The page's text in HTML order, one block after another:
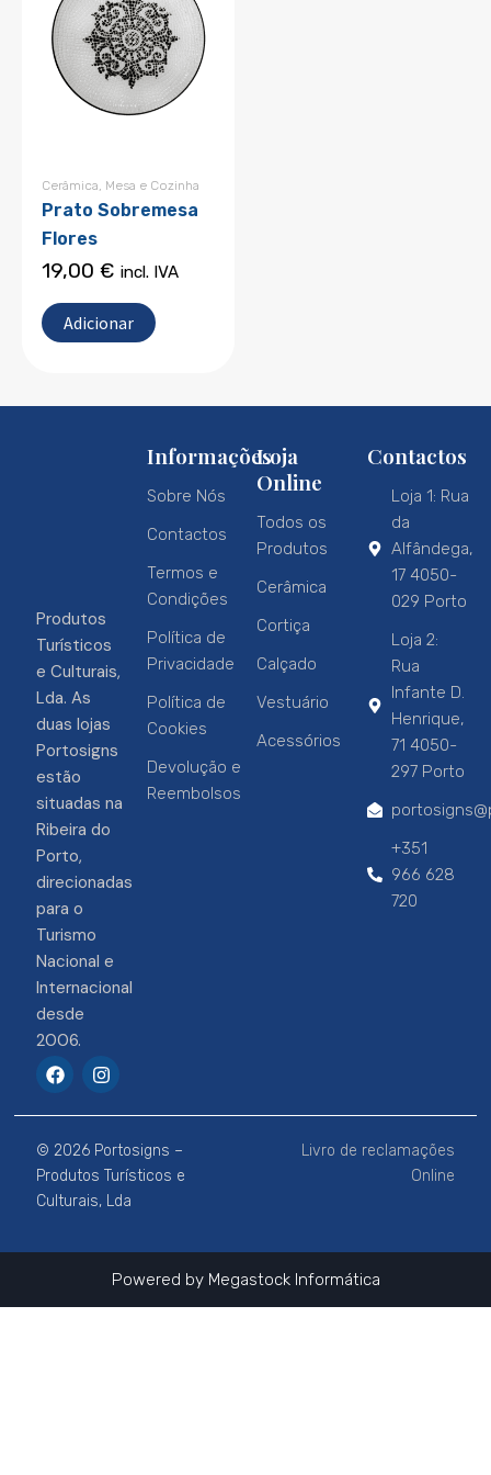
Cerâmica Mesa e Cozinha
Prato Sobremesa
Flores
19,00 € incl. IVA
Adicionar
Produtos
Turísticos
e Culturais,
Lda. As
duas lojas
Portosigns
estão
situadas na
Ribeira do
Porto,
direcionadas
para o
Turismo
Nacional e
Internacional
desde
2006.
F
a
e
b
o
o
k
I
n
t
a
g
r
a
m
Informações
Sobre Nós
Contactos
Termos e
Condições
Política de
Privacidade
Política de
Cookies
Devolução e
Reembolsos
Loja
Online
Todos os
Produtos
Cerâmica
Cortiça
Calçado
Vestuário
Acessórios
Contactos
Loja 1: Rua
da
Alfândega,
17 4050-
029 Porto
Loja 2:
Rua
Infante D.
Henrique,
71 4050-
297 Porto
+351
966 628
720
© 2026 Portosigns –
Produtos Turísticos e
Culturais, Lda
Livro de reclamações
Online
Powered by Megastock Informática